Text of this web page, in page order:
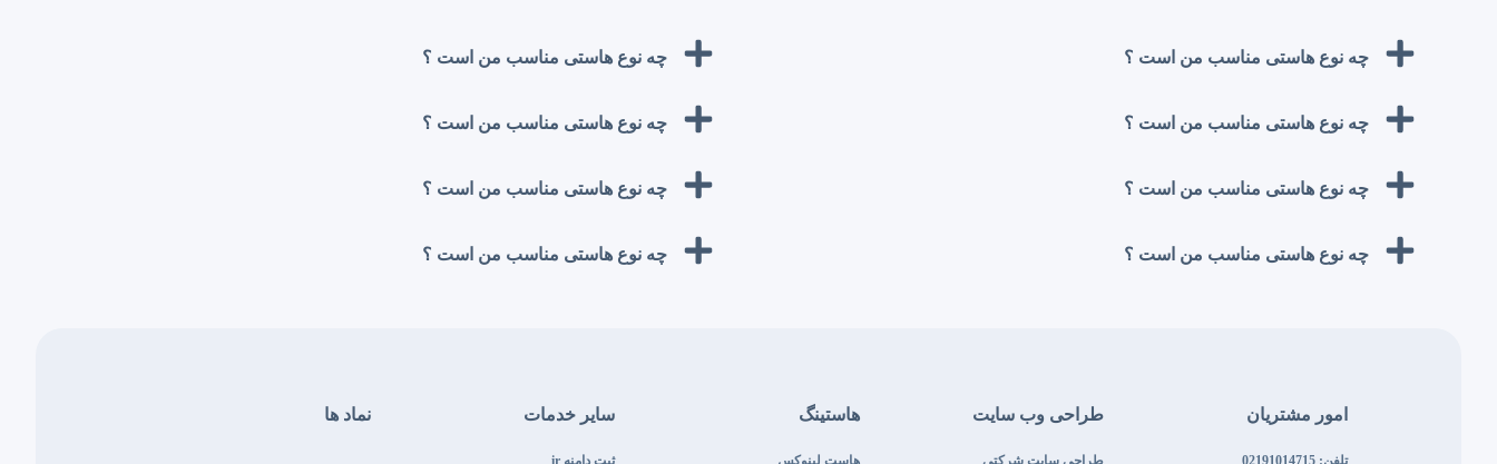
چه نوع هاستی مناسب من است ؟
چه نوع هاستی مناسب من است ؟
چه نوع هاستی مناسب من است ؟
چه نوع هاستی مناسب من است ؟
چه نوع هاستی مناسب من است ؟
چه نوع هاستی مناسب من است ؟
چه نوع هاستی مناسب من است ؟
چه نوع هاستی مناسب من است ؟
امور مشتریان طراحی وب سایت هاستینگ سایر خدمات نماد ها